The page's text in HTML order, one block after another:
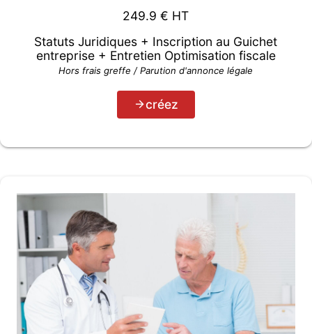
249.9 € HT
Statuts Juridiques + Inscription au Guichet
entreprise + Entretien Optimisation fiscale
Hors frais greffe / Parution d'annonce légale
créez